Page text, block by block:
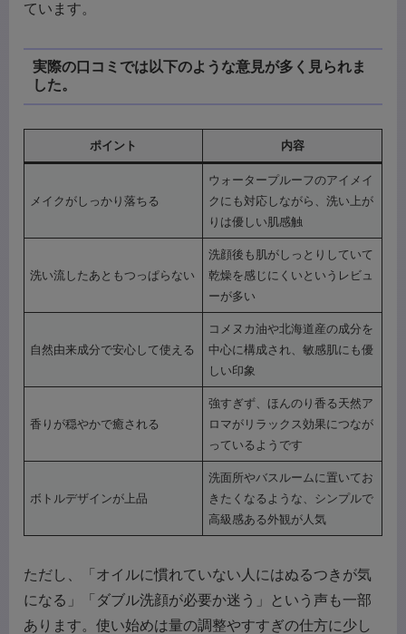
ています。
実際の口コミでは以下のような意見が多く見られま
した。
ポイント 内容
メイクがしっかり落ちる
ウォータープルーフのアイメイ
クにも対応しながら、洗い上が
りは優しい肌感触
洗い流したあともつっぱらない
洗顔後も肌がしっとりしていて
乾燥を感じにくいというレビュ
ーが多い
自然由来成分で安心して使える
コメヌカ油や北海道産の成分を
中心に構成され、敏感肌にも優
しい印象
香りが穏やかで癒される
強すぎず、ほんのり香る天然ア
ロマがリラックス効果につなが
っているようです
ボトルデザインが上品
洗面所やバスルームに置いてお
きたくなるような、シンプルで
高級感ある外観が人気
ただし、「オイルに慣れていない人にはぬるつきが気
になる」「ダブル洗顔が必要か迷う」という声も一部
あります。使い始めは量の調整やすすぎの仕方に少し